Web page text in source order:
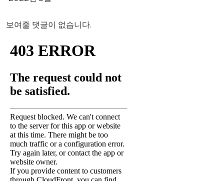
보여줄 댓글이 없습니다.